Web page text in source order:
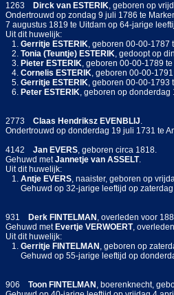
1263 Dirck van ESTERIK, geboren op
Ondertrouwd op zondag 9 juli 1786 te
7 augustus 1819 te Uitdam op 64-jarige
Uit dit huwelijk:
1. Gerritje ESTERIK, geboren 00-00-1787
2. Tonia (Teuntje) ESTERIK, gedoopt op
3. Pieter ESTERIK, geboren 00-00-1789
4. Cornelis ESTERIK, geboren 00-00-
5. Gerritje ESTERIK, geboren 00-00-1793
6. Peter ESTERIK, geboren op
2773 Claas Hendriksz EVENBLIJ.
Ondertrouwd op donderdag 19 juli 1731 te
4142 Jan EVERS, geboren circa 1818.
Gehuwd metJannetje van ASSELT.
Uit dit huwelijk:
1. Antje EVERS, naaister, geboren op
Gehuwd op 32-jarige leeftijd op
931 Derk FINTELMAN , overleden voor
Gehuwd met Evertje VERWOERT,
Uit dit huwelijk:
1. Gerritje FINTELMAN , geboren op
Gehuwd op 55-jarige leeftijd op
906 Toon FINTELMAN , boerenknecht,